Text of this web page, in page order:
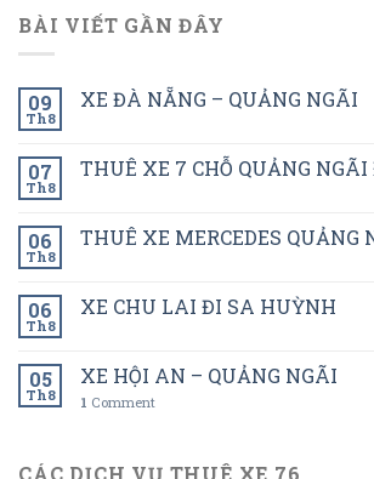
BÀI VIẾT GẦN ĐÂY
09
Th8
XE ĐÀ NẴNG – QUẢNG NGÃI
07
Th8
THUÊ XE 7 CHỖ QUẢNG
06
Th8
THUÊ XE MERCEDES QUẢNG
06
Th8
XE CHU LAI ĐI SA HUỲNH
05
Th8
XE HỘI AN – QUẢNG NGÃI
1 Comment